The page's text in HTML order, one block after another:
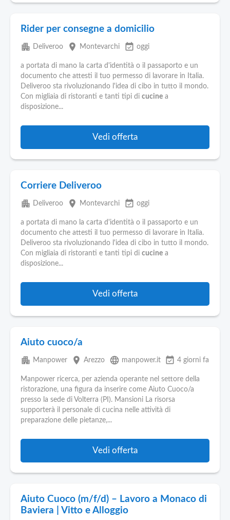
Rider per consegne a domicilio
apartment Deliveroo place Montevarchi event_available oggi
a portata di mano la carta d'identità o il passaporto e un
documento che attesti il tuo permesso di lavorare in Italia.
Deliveroo sta rivoluzionando l'idea di cibo in tutto il mondo.
Con migliaia di ristoranti e tanti tipi di cucine a
disposizione...
Vedi offerta
Corriere Deliveroo
apartment Deliveroo place Montevarchi event_available oggi
a portata di mano la carta d'identità o il passaporto e un
documento che attesti il tuo permesso di lavorare in Italia.
Deliveroo sta rivoluzionando l'idea di cibo in tutto il mondo.
Con migliaia di ristoranti e tanti tipi di cucine a
disposizione...
Vedi offerta
Aiuto cuoco/a
apartment Manpower place Arezzo language manpower.it event_available 4 giorni fa
Manpower ricerca, per azienda operante nel settore della
ristorazione, una figura da inserire come Aiuto Cuoco/a
presso la sede di Volterra (PI). Mansioni La risorsa
supporterà il personale di cucina nelle attività di
preparazione delle pietanze,...
Vedi offerta
Aiuto Cuoco (m/f/d) – Lavoro a Monaco di
Baviera | Vitto e Alloggio